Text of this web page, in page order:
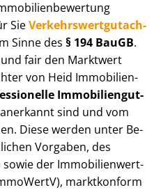
SieVer­kehrs­wert­gut­ach­
Sinne des § 194 BauGB.
fair den Marktwert
von Heid Im­mo­bi­li­en­
Im­mo­bi­li­en­gut­
sind und vom
Diese werden unter Be­
Vorgaben, des
sowie der Im­mo­bi­li­en­wert­
marktkonform